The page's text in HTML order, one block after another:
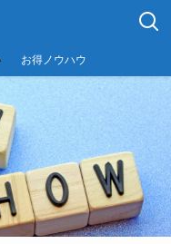
お得ノウハウ